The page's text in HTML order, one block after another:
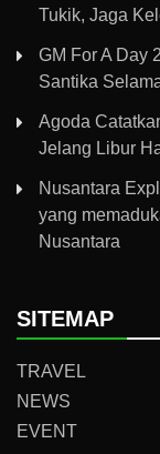
Tukik, Jaga
GM For A Day
Santika
Agoda
Jelang Libur
Nusantara
yang
Nusantara
SITEMAP
TRAVEL
NEWS
EVENT